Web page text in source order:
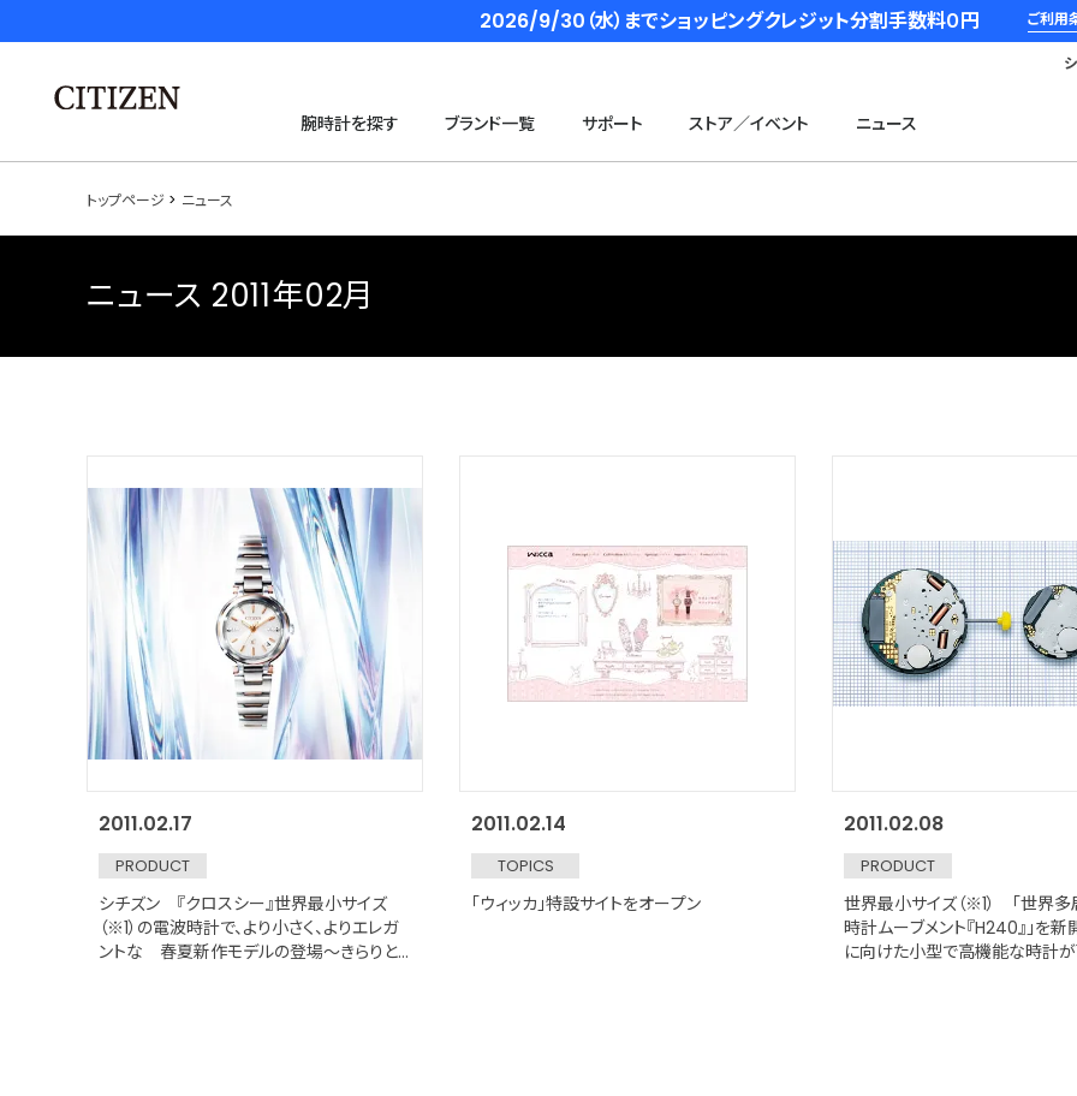
2026/9/30（水）までショッピングクレジット分割手数料０円 ご利用
腕時計を探す ブランド一覧 サポート ストア／イベント ニュース
トップページ ニュース
ニュース 2011年02月
2011.02.17
PRODUCT
シチズン 『クロスシー』世界最小サイズ
（※1）の電波時計で、より小さく、よりエレガ
ントな 春夏新作モデルの登場～きらりと
2011.02.14
TOPICS
「ウィッカ」特設サイトをオープン
2011.02.08
PRODUCT
世界最小サイズ（※1） 「世界
時計ムーブメント『H240』」を
に向けた小型で高機能な時計